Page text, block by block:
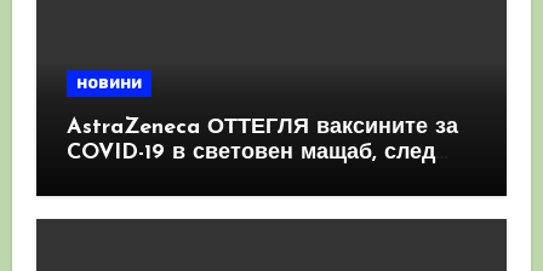
новини
AstraZeneca ОТТЕГЛЯ ваксините за
COVID-19 в световен мащаб, след